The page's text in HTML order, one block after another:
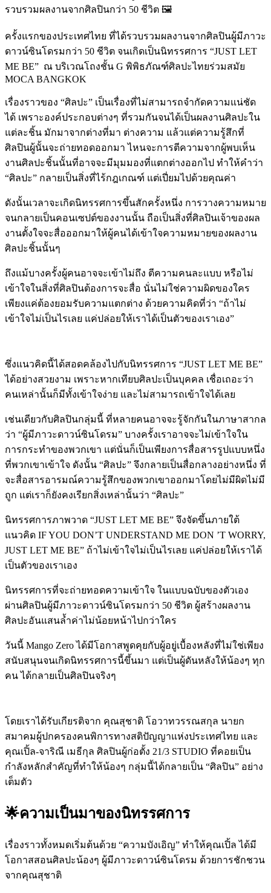
รวบรวมผลงานจากศิลปินกว่า 50 ชีวิต 🖼️
ครั้งแรกของประเทศไทย ที่ได้รวบรวมผลงานจากศิลปินผู้มีภาวะ
ดาวน์ซินโดรมกว่า 50 ชีวิต จนเกิดเป็นนิทรรศการ “JUST LET
ME BE” ณ บริเวณโถงชั้น G พิพิธภัณฑ์ศิลปะไทยร่วมสมัย
MOCA BANGKOK
เรื่องราวของ “ศิลปะ” เป็นเรื่องที่ไม่สามารถจำกัดความแน่ชัด
ได้ เพราะองค์ประกอบต่างๆ ที่รวมกันจนได้เป็นผลงานศิลปะใน
แต่ละชิ้น มักมาจากต่างที่มา ต่างความ แล้วแต่ความรู้สึกที่
ศิลปินผู้นั้นจะถ่ายทอดออกมา ไหนจะการตีความจากผู้พบเห็น
งานศิลปะชิ้นนั้นที่อาจจะมีมุมมองที่แตกต่างออกไป ทำให้คำว่า
“ศิลปะ” กลายเป็นสิ่งที่ไร้กฎเกณฑ์ แต่เปี่ยมไปด้วยคุณค่า
ดังนั้นเวลาจะเกิดนิทรรศการขึ้นสักครั้งหนึ่ง การวางความหมาย
จนกลายเป็นคอนเซปต์ของงานนั้น ถือเป็นสิ่งที่ศิลปินเจ้าของผล
งานตั้งใจจะสื่อออกมาให้ผู้คนได้เข้าใจความหมายของผลงาน
ศิลปะชิ้นนั้นๆ
ถึงแม้บางครั้งผู้คนอาจจะเข้าไม่ถึง ตีความคนละแบบ หรือไม่
เข้าใจในสิ่งที่ศิลปินต้องการจะสื่อ นั่นไม่ใช่ความผิดของใคร
เพียงแค่ต้องยอมรับความแตกต่าง ด้วยความคิดที่ว่า “ถ้าไม่
เข้าใจไม่เป็นไรเลย แค่ปล่อยให้เราได้เป็นตัวของเราเอง”
ซึ่งแนวคิดนี้ได้สอดคล้องไปกับนิทรรศการ “JUST LET ME BE”
ได้อย่างสวยงาม เพราะหากเทียบศิลปะเป็นบุคคล เชื่อเถอะว่า
คนเหล่านั้นก็มีทั้งเข้าใจง่าย และไม่สามารถเข้าใจได้เลย
เช่นเดียวกับศิลปินกลุ่มนี้ ที่หลายคนอาจจะรู้จักกันในภาษาสากล
ว่า “ผู้มีภาวะดาวน์ซินโดรม” บางครั้งเราอาจจะไม่เข้าใจใน
การกระทำของพวกเขา แต่นั่นก็เป็นเพียงการสื่อสารรูปแบบหนึ่ง
ที่พวกเขาเข้าใจ ดังนั้น “ศิลปะ” จึงกลายเป็นสื่อกลางอย่างหนึ่ง ที่
จะสื่อสารอารมณ์ความรู้สึกของพวกเขาออกมาโดยไม่มีผิดไม่มี
ถูก แต่เราก็ยังคงเรียกสิ่งเหล่านั้นว่า “ศิลปะ”
นิทรรศการภาพวาด “JUST LET ME BE” จึงจัดขึ้นภายใต้
แนวคิด IF YOU DON’T UNDERSTAND ME DON ’T WORRY,
JUST LET ME BE” ถ้าไม่เข้าใจไม่เป็นไรเลย แค่ปล่อยให้เราได้
เป็นตัวของเราเอง
นิทรรศการที่จะถ่ายทอดความเข้าใจ ในแบบฉบับของตัวเอง
ผ่านศิลปินผู้มีภาวะดาวน์ซินโดรมกว่า 50 ชีวิต ผู้สร้างผลงาน
ศิลปะอันแสนล้ำค่าไม่น้อยหน้าไปกว่าใคร
วันนี้ Mango Zero ได้มีโอกาสพูดคุยกับผู้อยู่เบื้องหลังที่ไม่ใช่เพียง
สนับสนุนจนเกิดนิทรรศการนี้ขึ้นมา แต่เป็นผู้ดันหลังให้น้องๆ ทุก
คน ได้กลายเป็นศิลปินจริงๆ
โดยเราได้รับเกียรติจาก คุณสุชาติ โอวาทวรรณสกุล นายก
สมาคมผู้ปกครองคนพิการทางสติปัญญาแห่งประเทศไทย และ
คุณเปิ้ล-จาริณี เมธีกุล ศิลปินผู้ก่อตั้ง 21/3 STUDIO ที่คอยเป็น
กำลังหลักสำคัญที่ทำให้น้องๆ กลุ่มนี้ได้กลายเป็น “ศิลปิน” อย่าง
เต็มตัว
🌟ความเป็นมาของนิทรรศการ
เรื่องราวทั้งหมดเริ่มต้นด้วย “ความบังเอิญ” ทำให้คุณเปิ้ล ได้มี
โอกาสสอนศิลปะน้องๆ ผู้มีภาวะดาวน์ซินโดรม ด้วยการชักชวน
จากคุณสุชาติ